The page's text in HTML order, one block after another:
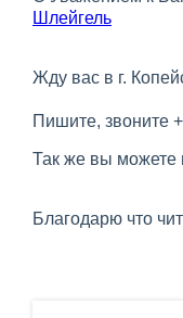
Шлейгель
Жду вас в г.
Пишите, звоните
Так же вы можете
Благодарю что